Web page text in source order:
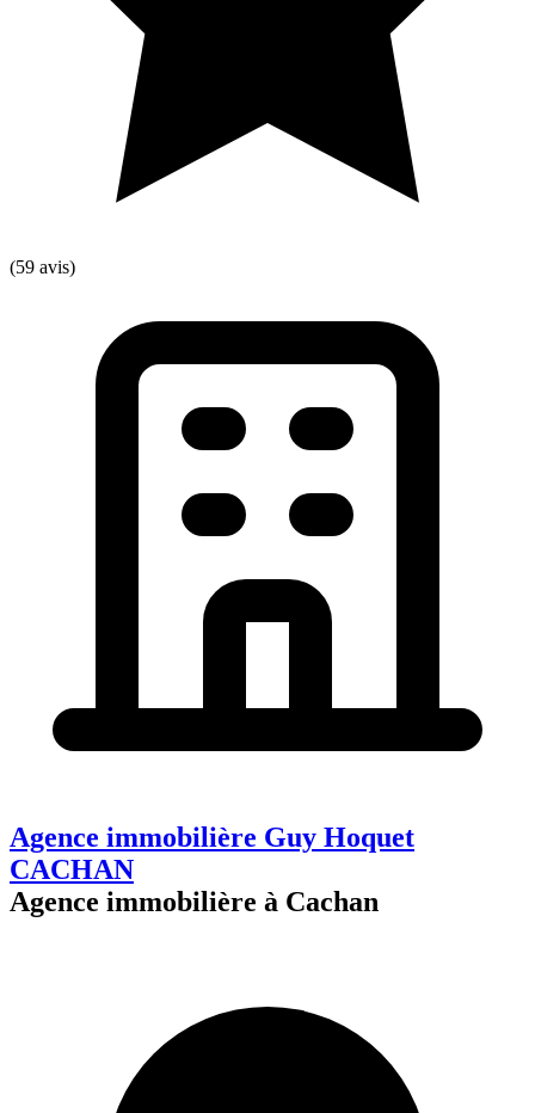
(59 avis)
Agence immobilière Guy Hoquet
CACHAN
Agence immobilière à Cachan